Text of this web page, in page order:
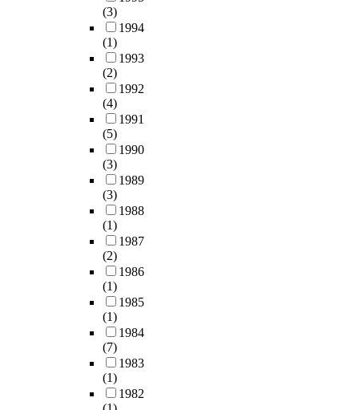
(3)
1994
(1)
1993
(2)
1992
(4)
1991
(5)
1990
(3)
1989
(3)
1988
(1)
1987
(2)
1986
(1)
1985
(1)
1984
(7)
1983
(1)
1982